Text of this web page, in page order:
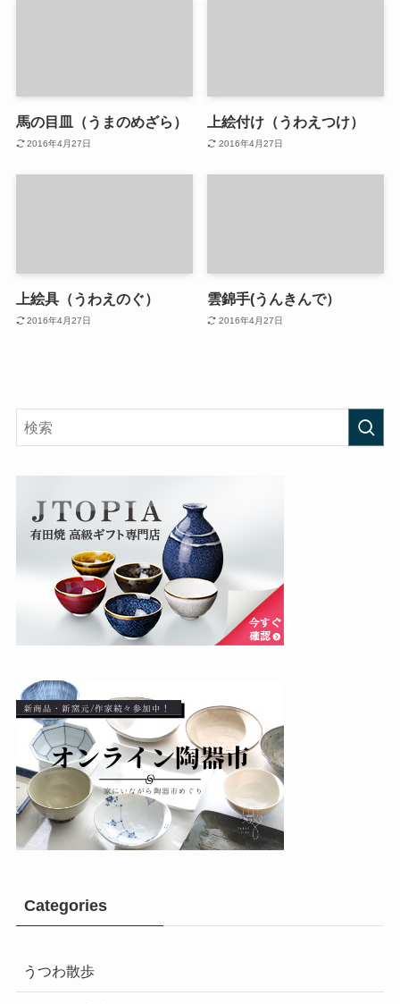
馬の目皿（うまのめざら）
2016年4月27日
上絵付け（うわえつけ）
2016年4月27日
上絵具（うわえのぐ）
2016年4月27日
雲錦手(うんきんで）
2016年4月27日
Categories
うつわ散歩